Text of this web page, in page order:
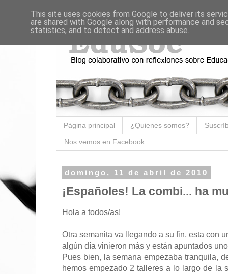
Página principal ¿Quienes somos?
Nos vemos en Facebook
domingo, 11 de abril de 2010
¡Españoles! La combi... ha
Hola a todos/as!
Otra semanita va llegando a su fin, esta con
algún día vinieron más y están apuntados
Pues bien, la semana empezaba tranquila,
hemos empezado 2 talleres a lo largo de la
This site uses cookies from Google to deliver its
are shared with Google along with performance and
statistics, and to detect and address abuse.